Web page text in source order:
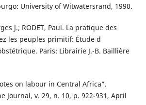
University of Witwatersrand, 1990.
J.; RODET, Paul. La pratique des
les peuples primitif: Étude d
Paris: Librairie J.-B. Baillière
on labour in Central Africa”.
Journal, v. 29, n. 10, p. 922-931, April